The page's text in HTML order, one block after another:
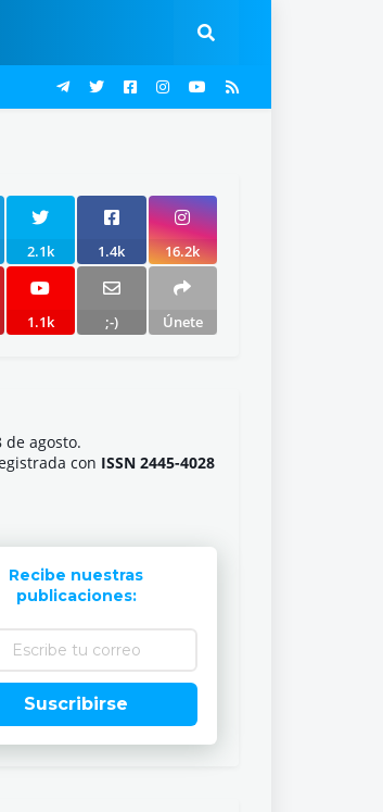
2.1k 1.4k 16.2k
1.1k ;-) Únete
de agosto.
con ISSN 2445-4028
Recibe nuestras
publicaciones:
Suscribirse